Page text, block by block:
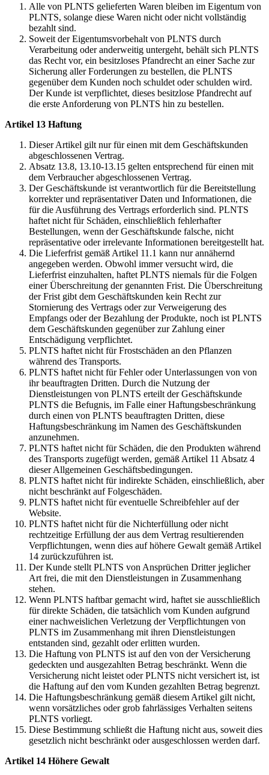
Alle von PLNTS gelieferten Waren bleiben im Eigentum von
PLNTS, solange diese Waren nicht oder nicht vollständig
bezahlt sind.
Soweit der Eigentumsvorbehalt von PLNTS durch
Verarbeitung oder anderweitig untergeht, behält sich PLNTS
das Recht vor, ein besitzloses Pfandrecht an einer Sache zur
Sicherung aller Forderungen zu bestellen, die PLNTS
gegenüber dem Kunden noch schuldet oder schulden wird.
Der Kunde ist verpflichtet, dieses besitzlose Pfandrecht auf
die erste Anforderung von PLNTS hin zu bestellen.
Artikel 13 Haftung
Dieser Artikel gilt nur für einen mit dem Geschäftskunden
abgeschlossenen Vertrag.
Absatz 13.8, 13.10-13.15 gelten entsprechend für einen mit
dem Verbraucher abgeschlossenen Vertrag.
Der Geschäftskunde ist verantwortlich für die Bereitstellung
korrekter und repräsentativer Daten und Informationen, die
für die Ausführung des Vertrags erforderlich sind. PLNTS
haftet nicht für Schäden, einschließlich fehlerhafter
Bestellungen, wenn der Geschäftskunde falsche, nicht
repräsentative oder irrelevante Informationen bereitgestellt hat.
Die Lieferfrist gemäß Artikel 11.1 kann nur annähernd
angegeben werden. Obwohl immer versucht wird, die
Lieferfrist einzuhalten, haftet PLNTS niemals für die Folgen
einer Überschreitung der genannten Frist. Die Überschreitung
der Frist gibt dem Geschäftskunden kein Recht zur
Stornierung des Vertrags oder zur Verweigerung des
Empfangs oder der Bezahlung der Produkte, noch ist PLNTS
dem Geschäftskunden gegenüber zur Zahlung einer
Entschädigung verpflichtet.
PLNTS haftet nicht für Frostschäden an den Pflanzen
während des Transports.
PLNTS haftet nicht für Fehler oder Unterlassungen von von
ihr beauftragten Dritten. Durch die Nutzung der
Dienstleistungen von PLNTS erteilt der Geschäftskunde
PLNTS die Befugnis, im Falle einer Haftungsbeschränkung
durch einen von PLNTS beauftragten Dritten, diese
Haftungsbeschränkung im Namen des Geschäftskunden
anzunehmen.
PLNTS haftet nicht für Schäden, die den Produkten während
des Transports zugefügt werden, gemäß Artikel 11 Absatz 4
dieser Allgemeinen Geschäftsbedingungen.
PLNTS haftet nicht für indirekte Schäden, einschließlich, aber
nicht beschränkt auf Folgeschäden.
PLNTS haftet nicht für eventuelle Schreibfehler auf der
Website.
PLNTS haftet nicht für die Nichterfüllung oder nicht
rechtzeitige Erfüllung der aus dem Vertrag resultierenden
Verpflichtungen, wenn dies auf höhere Gewalt gemäß Artikel
14 zurückzuführen ist.
Der Kunde stellt PLNTS von Ansprüchen Dritter jeglicher
Art frei, die mit den Dienstleistungen in Zusammenhang
stehen.
Wenn PLNTS haftbar gemacht wird, haftet sie ausschließlich
für direkte Schäden, die tatsächlich vom Kunden aufgrund
einer nachweislichen Verletzung der Verpflichtungen von
PLNTS im Zusammenhang mit ihren Dienstleistungen
entstanden sind, gezahlt oder erlitten wurden.
Die Haftung von PLNTS ist auf den von der Versicherung
gedeckten und ausgezahlten Betrag beschränkt. Wenn die
Versicherung nicht leistet oder PLNTS nicht versichert ist, ist
die Haftung auf den vom Kunden gezahlten Betrag begrenzt.
Die Haftungsbeschränkung gemäß diesem Artikel gilt nicht,
wenn vorsätzliches oder grob fahrlässiges Verhalten seitens
PLNTS vorliegt.
Diese Bestimmung schließt die Haftung nicht aus, soweit dies
gesetzlich nicht beschränkt oder ausgeschlossen werden darf.
Artikel 14 Höhere Gewalt